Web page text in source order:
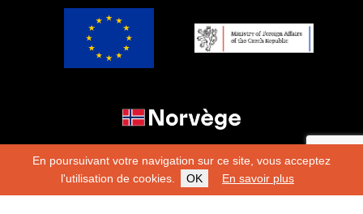
En poursuivant votre navigation sur ce site, vous acceptez
l'utilisation de cookies.
OK En savoir plus